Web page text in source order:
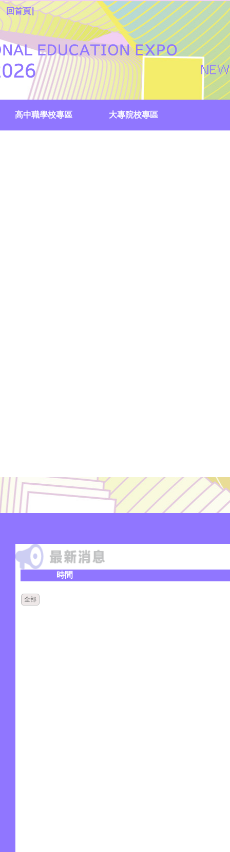
回首頁|
高中職學校專區 大專院校專區
時間
全部